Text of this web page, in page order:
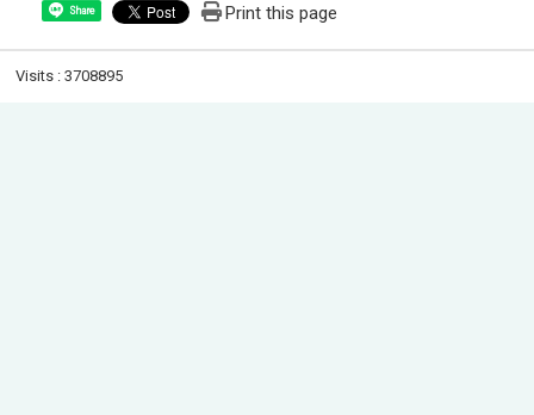
Share Print this page
Visits : 3708895